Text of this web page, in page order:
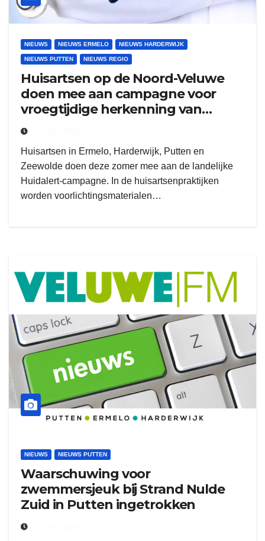
NIEUWS NIEUWS ERMELO NIEUWS HARDERWIJK
NIEUWS PUTTEN NIEUWS REGIO
Huisartsen op de Noord-Veluwe
doen mee aan campagne voor
vroegtijdige herkenning van
huidkanker
Huisartsen in Ermelo, Harderwijk, Putten en
Zeewolde doen deze zomer mee aan de landelijke
Huidalert-campagne. In de huisartsenpraktijken
worden voorlichtingsmaterialen…
NIEUWS NIEUWS PUTTEN
Waarschuwing voor
zwemmersjeuk bij Strand Nulde
Zuid in Putten ingetrokken